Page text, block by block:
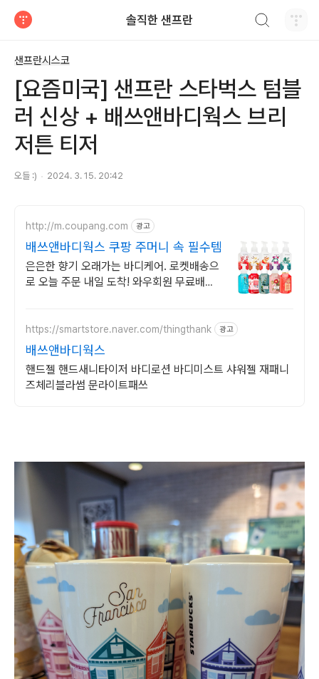
솔직한 샌프란
샌프란시스코
[요즘미국] 샌프란 스타벅스 텀블
러 신상 + 배쓰앤바디웍스 브리
저튼 티저
오들 :) 2024. 3. 15. 20:42
http://m.coupang.com 광고
배쓰앤바디웍스 쿠팡 주머니 속 필수템
은은한 향기 오래가는 바디케어. 로켓배송으
로 오늘 주문 내일 도착! 와우회원 무료배송,
https://smartstore.naver.com/thingthank 광고
배쓰앤바디웍스
핸드젤 핸드새니타이저 바디로션 바디미스트 샤워젤 재패니
즈체리블라썸 문라이트패쓰